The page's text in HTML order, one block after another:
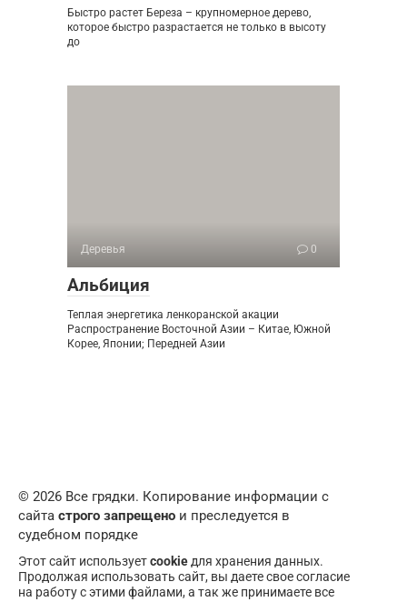
Быстро растет Береза – крупномерное дерево,
которое быстро разрастается не только в высоту
до
Деревья 0
Альбиция
Теплая энергетика ленкоранской акации
Распространение Восточной Азии – Китае, Южной
Корее, Японии; Передней Азии
© 2026 Все грядки. Копирование информации с
сайта строго запрещено и преследуется в
судебном порядке
Этот сайт используетcookie для хранения данных.
Продолжая использовать сайт, вы даете свое согласие
на работу с этими файлами, а так же принимаете все